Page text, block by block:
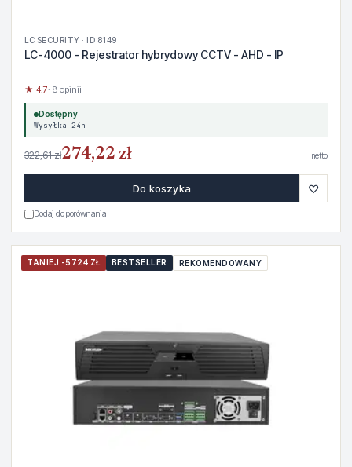
LC SECURITY · ID 8149
LC-4000 - Rejestrator hybrydowy CCTV - AHD - IP
★ 4.7· 8 opinii
Dostępny
Wysyłka 24h
322,61 zł274,22 zł netto
Do koszyka ♡
Dodaj do porównania
TANIEJ -5724 ZŁ BESTSELLER REKOMENDOWANY